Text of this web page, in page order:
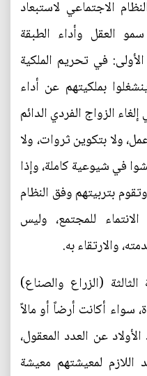
الاجتماعي لاستبعاد
العقل وأداء الطبقة
في تحريم الملكية
بملكيتهم عن أداء
الزواج الفردي الدائم
ولا بتكوين ثروات، ولا
في شيوعية كاملة، وإذا
بتربيتهم وفق النظام
للمجتمع، وليس
والارتقاء به.
(الزراع والصناع)
سواء أكانت أرضاً أو مالاً
عن العدد المعقول،
اللازم لمعيشتهم معيشة